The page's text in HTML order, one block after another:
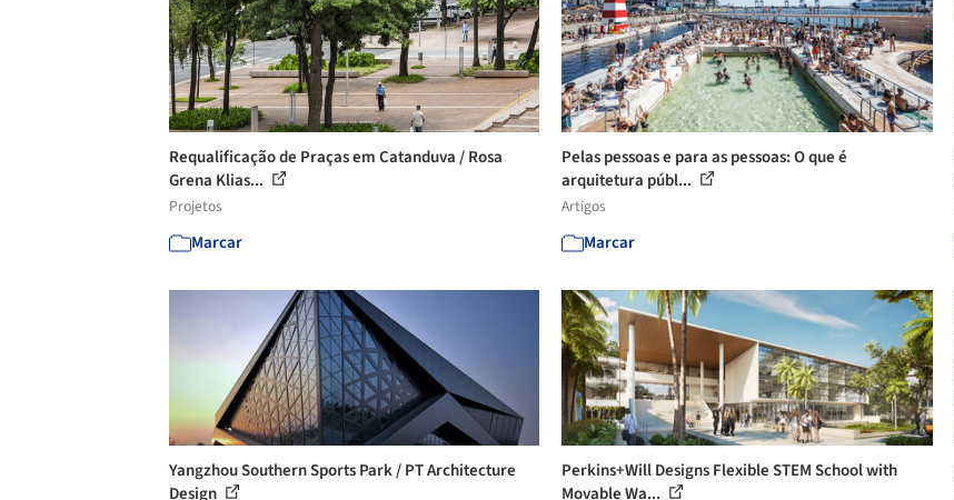
Requalificação de Praças em Catanduva / Rosa
Grena Klias...
Projetos
Marcar
Pelas pessoas e para as pessoas: O que é
arquitetura públ...
Artigos
Marcar
Yangzhou Southern Sports Park / PT Architecture
Design
Perkins+Will Designs Flexible STEM School with
Movable Wa...